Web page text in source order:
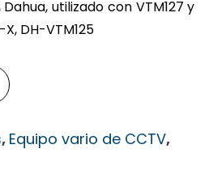
utilizado con VTM127 y
DH-VTM125
, Equipo vario de CCTV,